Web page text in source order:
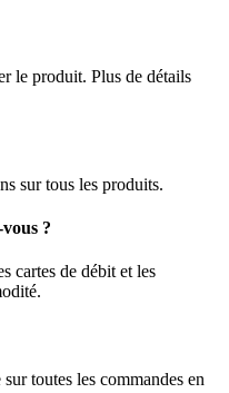
le produit. Plus de détails
sur tous les produits.
?
cartes de débit et les
toutes les commandes en